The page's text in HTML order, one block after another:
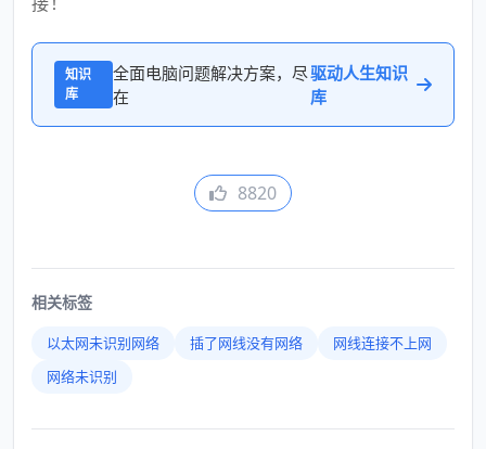
知识
库
全面电脑问题解决方案，尽
在
驱动人生知识
库
8820
相关标签
以太网未识别网络 插了网线没有网络
网线连接不上网
网络未识别